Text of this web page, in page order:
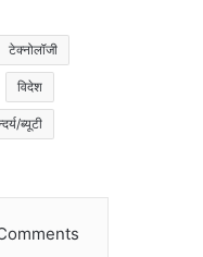
टेक्नोलॉजी
विदेश
ब्यूटी